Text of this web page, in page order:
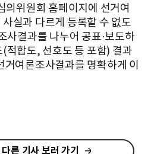
의위원회 홈페이지에 선거여
실과 다르게 등록할 수 없도
사결과를 나누어 공표·보도하
적합도, 선호도 등 포함) 결과
여론조사결과를 명확하게 이
른 기사 보러 가기